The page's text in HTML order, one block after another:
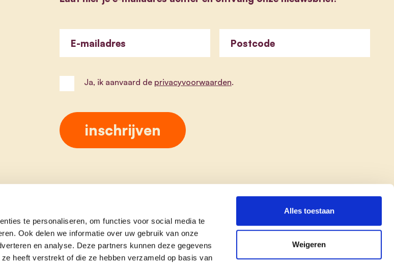
te personaliseren, om functies voor social media te
Ook delen we informatie over uw gebruik van onze
en analyse. Deze partners kunnen deze gegevens
heeft verstrekt of die ze hebben verzameld op basis van
Alles toestaan
Weigeren
E-mailadres Postcode
Ja, ik aanvaard de privacyvoorwaarden.